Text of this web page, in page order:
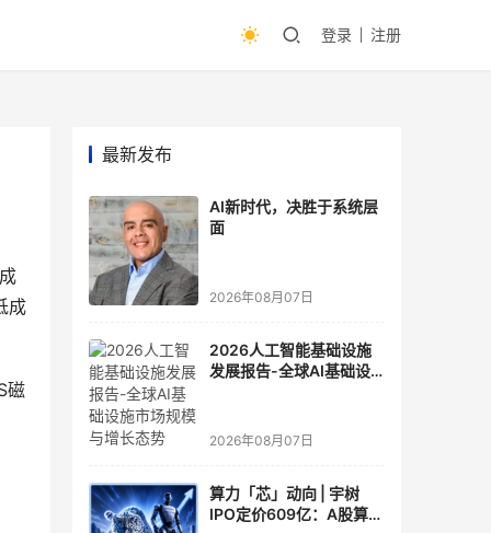
登录 注册
成
磁
最新发布
AI新时代，决胜于系统层
面
2026年08月07日
2026人工智能基础设施
发展报告-全球AI基础设
2026年08月07日
算力「芯」动向 | 宇树
IPO定价609亿：A股算力